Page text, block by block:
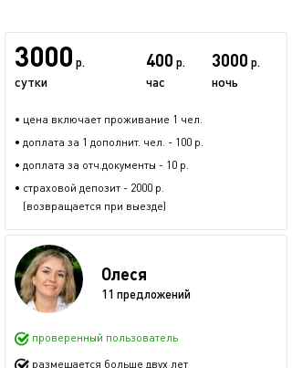
3000 р.
сутки
400 р.
час
3000 р.
ночь
• цена включает проживание 1 чел.
• доплата за 1 дополнит. чел. - 100 р.
• доплата за отч.документы - 10 р.
• страховой депозит - 2000 р.
(возвращается при выезде)
Олеся
11 предложений
проверенный пользователь
размещается больше двух лет